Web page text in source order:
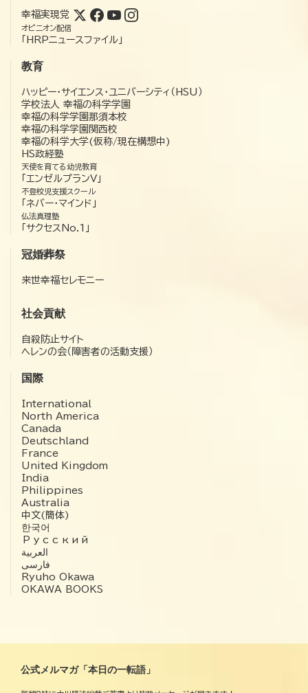
幸福実現党
オピニオン配信
「HRPニュースファイル」
教育
ハッピー・サイエンス・ユニバーシティ（HSU）
学校法人 幸福の科学学園
幸福の科学学園那須本校
幸福の科学学園関西校
幸福の科学大学(仮称/現在構想中)
HS政経塾
天使を育てる幼児教育
「エンゼルプランV」
不登校児支援スクール
「ネバー・マインド」
仏法真理塾
「サクセスNo.1」
冠婚葬祭
来世幸福セレモニー
社会貢献
自殺防止サイト
ヘレンの会（障害者の活動支援）
国際
International
North America
Canada
Deutschland
France
United Kingdom
India
Philippines
Australia
中文(簡体)
한국어
Русский
العربية‏
فارسی
Ryuho Okawa
OKAWA BOOKS
公式メルマガ「本日の一転語」